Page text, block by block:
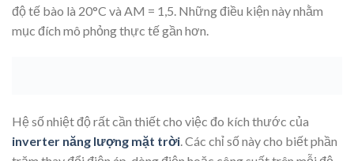
độ tế bào là 20°C và AM = 1,5. Những điều kiện này nhằm
mục đích mô phỏng thực tế gần hơn.
Hệ số nhiệt độ rất cần thiết cho việc đo kích thước của
inverter năng lượng mặt trời . Các chỉ số này cho biết phần